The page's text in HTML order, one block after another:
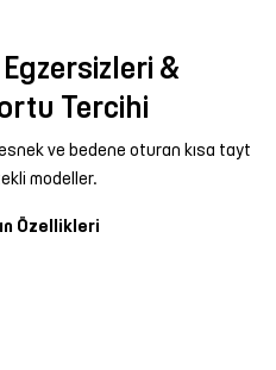
&
Tercihi
ve bedene oturan kısa tayt
modeller.
Özellikleri